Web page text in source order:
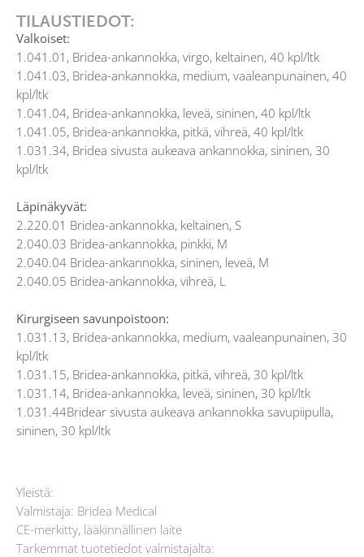
TILAUSTIEDOT:
Valkoiset:
1.041.01, Bridea-ankannokka, virgo, keltainen, 40 kpl/ltk
1.041.03, Bridea-ankannokka, medium, vaaleanpunainen, 40
kpl/ltk
1.041.04, Bridea-ankannokka, leveä, sininen, 40 kpl/ltk
1.041.05, Bridea-ankannokka, pitkä, vihreä, 40 kpl/ltk
1.031.34, Bridea sivusta aukeava ankannokka, sininen, 30
kpl/ltk
Läpinäkyvät:
2.220.01 Bridea-ankannokka, keltainen, S
2.040.03 Bridea-ankannokka, pinkki, M
2.040.04 Bridea-ankannokka, sininen, leveä, M
2.040.05 Bridea-ankannokka, vihreä, L
Kirurgiseen savunpoistoon:
1.031.13, Bridea-ankannokka, medium, vaaleanpunainen, 30
kpl/ltk
1.031.15, Bridea-ankannokka, pitkä, vihreä, 30 kpl/ltk
1.031.14, Bridea-ankannokka, leveä, sininen, 30 kpl/ltk
1.031.44Bridear sivusta aukeava ankannokka savupiipulla,
sininen, 30 kpl/ltk
Yleistä:
Valmistaja: Bridea Medical
CE-merkitty, lääkinnällinen laite
Tarkemmat tuotetiedot valmistajalta: